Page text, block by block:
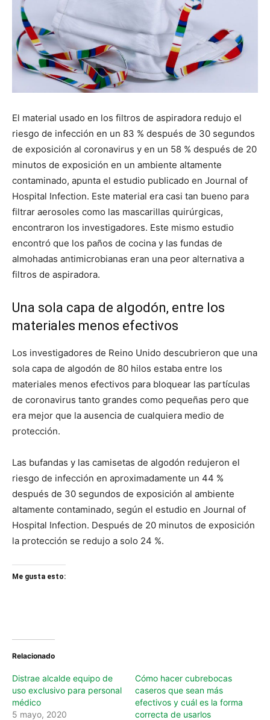
El material usado en los filtros de aspiradora redujo el
riesgo de infección en un 83 % después de 30 segundos
de exposición al coronavirus y en un 58 % después de 20
minutos de exposición en un ambiente altamente
contaminado, apunta el estudio publicado en Journal of
Hospital Infection. Este material era casi tan bueno para
filtrar aerosoles como las mascarillas quirúrgicas,
encontraron los investigadores. Este mismo estudio
encontró que los paños de cocina y las fundas de
almohadas antimicrobianas eran una peor alternativa a
filtros de aspiradora.
Una sola capa de algodón, entre los
materiales menos efectivos
Los investigadores de Reino Unido descubrieron que una
sola capa de algodón de 80 hilos estaba entre los
materiales menos efectivos para bloquear las partículas
de coronavirus tanto grandes como pequeñas pero que
era mejor que la ausencia de cualquiera medio de
protección.
Las bufandas y las camisetas de algodón redujeron el
riesgo de infección en aproximadamente un 44 %
después de 30 segundos de exposición al ambiente
altamente contaminado, según el estudio en Journal of
Hospital Infection. Después de 20 minutos de exposición
la protección se redujo a solo 24 %.
Me gusta esto:
Relacionado
Distrae alcalde equipo de
uso exclusivo para personal
médico
5 mayo, 2020
Cómo hacer cubrebocas
caseros que sean más
efectivos y cuál es la forma
correcta de usarlos